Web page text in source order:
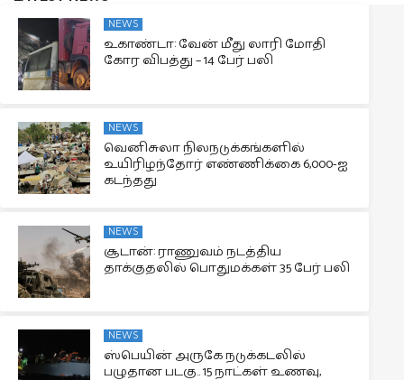
NEWS
உகாண்டா: வேன் மீது லாரி மோதி
கோர விபத்து – 14 பேர் பலி
NEWS
வெனிசுலா நிலநடுக்கங்களில்
உயிரிழந்தோர் எண்ணிக்கை 6,000-ஐ
கடந்தது
NEWS
சூடான்: ராணுவம் நடத்திய
தாக்குதலில் பொதுமக்கள் 35 பேர் பலி
NEWS
ஸ்பெயின் அருகே நடுக்கடலில்
பழுதான படகு.. 15 நாட்கள் உணவு,